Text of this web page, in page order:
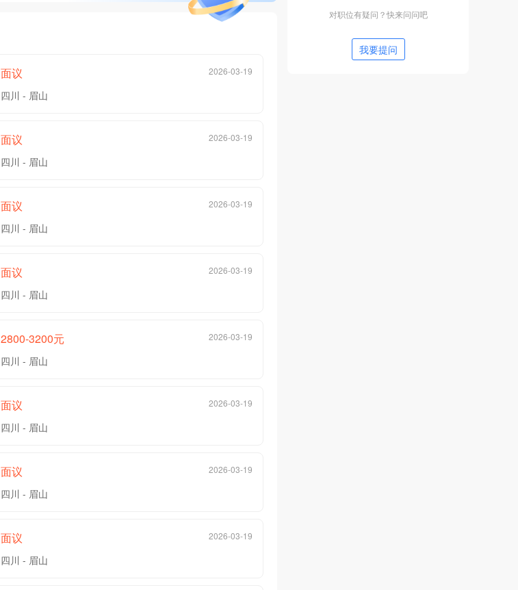
面议
四川 - 眉山
2026-03-19
面议
四川 - 眉山
2026-03-19
面议
四川 - 眉山
2026-03-19
面议
四川 - 眉山
2026-03-19
2800-3200元
四川 - 眉山
2026-03-19
面议
四川 - 眉山
2026-03-19
面议
四川 - 眉山
2026-03-19
面议
四川 - 眉山
2026-03-19
之 情感悉心服务 的品牌战略实
活 ，通过专业化、规范化的基础服
对职位有疑问？快来问问吧
我要提问